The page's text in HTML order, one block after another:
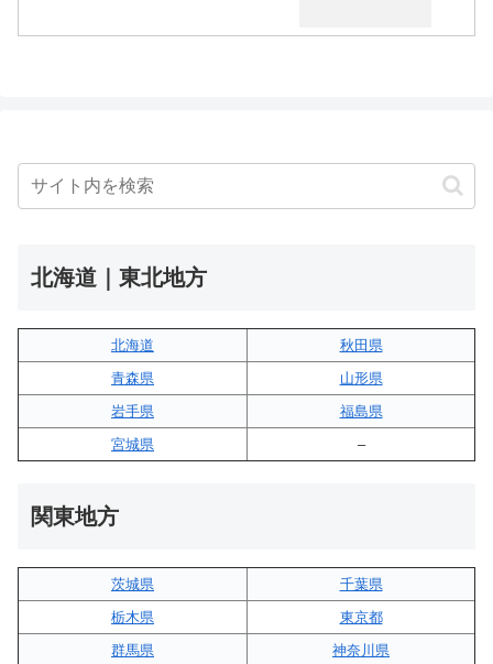
北海道｜東北地方
北海道
秋田県
青森県
山形県
岩手県
福島県
宮城県
–
関東地方
茨城県
千葉県
栃木県
東京都
群馬県
神奈川県